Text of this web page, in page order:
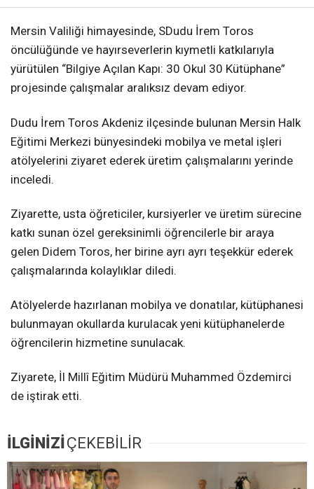
Mersin Valiliği himayesinde, SDudu İrem Toros
öncülüğünde ve hayırseverlerin kıymetli katkılarıyla
yürütülen “Bilgiye Açılan Kapı: 30 Okul 30 Kütüphane”
projesinde çalışmalar aralıksız devam ediyor.
Dudu İrem Toros Akdeniz ilçesinde bulunan Mersin Halk
Eğitimi Merkezi bünyesindeki mobilya ve metal işleri
atölyelerini ziyaret ederek üretim çalışmalarını yerinde
inceledi.
Ziyarette, usta öğreticiler, kursiyerler ve üretim sürecine
katkı sunan özel gereksinimli öğrencilerle bir araya
gelen Didem Toros, her birine ayrı ayrı teşekkür ederek
çalışmalarında kolaylıklar diledi.
Atölyelerde hazırlanan mobilya ve donatılar, kütüphanesi
bulunmayan okullarda kurulacak yeni kütüphanelerde
öğrencilerin hizmetine sunulacak.
Ziyarete, İl Millî Eğitim Müdürü Muhammed Özdemirci
de iştirak etti.
İLGİNİZİÇEKEBİLİR